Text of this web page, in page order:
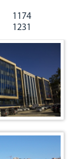
1174
1231